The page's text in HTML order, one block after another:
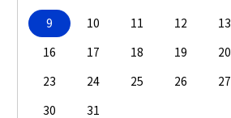
9
10 11 12 13
16
17 18 19 20
23
24 25 26 27
30
31